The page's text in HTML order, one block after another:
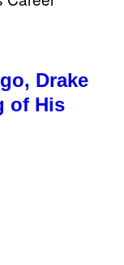
Drake
of His